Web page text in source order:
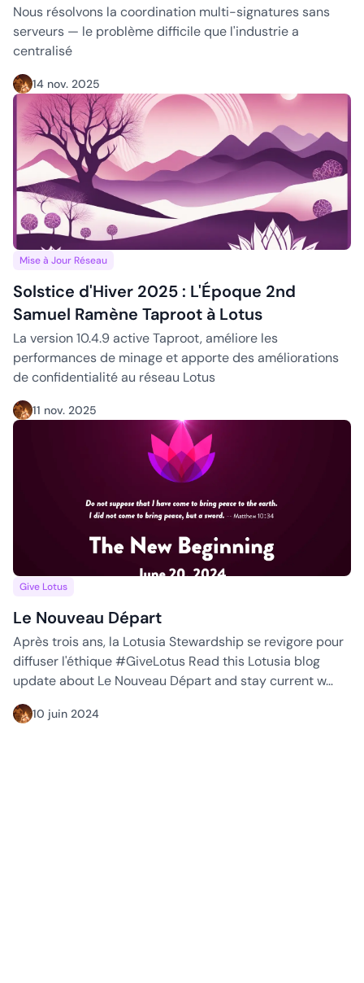
Nous résolvons la coordination multi-signatures sans
serveurs — le problème difficile que l'industrie a
centralisé
14 nov. 2025
Solstice d'Hiver 2025 : L'Époque 2nd Samuel Ramène
Mise à Jour Réseau
Solstice d'Hiver 2025 : L'Époque 2nd
Samuel Ramène Taproot à Lotus
La version 10.4.9 active Taproot, améliore les
performances de minage et apporte des améliorations
de confidentialité au réseau Lotus
11 nov. 2025
Le Nouveau Départ
Give Lotus
Le Nouveau Départ
Après trois ans, la Lotusia Stewardship se revigore pour
diffuser l'éthique #GiveLotus Read this Lotusia blog
update about Le Nouveau Départ and stay current w…
10 juin 2024